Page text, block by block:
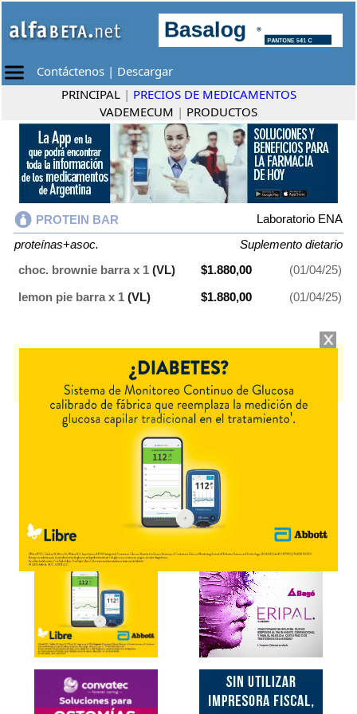
Contáctenos | Descargar
PRINCIPAL | PRECIOS DE MEDICAMENTOS
VADEMECUM | PRODUCTOS
PROTEIN BAR
Laboratorio ENA
proteínas+asoc.
Suplemento dietario
choc. brownie barra x 1 (VL) $1.880,00
(01/04/25)
lemon pie barra x 1 (VL) $1.880,00 (01/04/25)
proteínas+asoc.y se indica como
. Es producido por Laboratorio ENAy cuenta con 2
presentaciones disponibles.
Explorar más
Otros productos conproteínas+asoc.
Otros productos deLaboratorio ENA